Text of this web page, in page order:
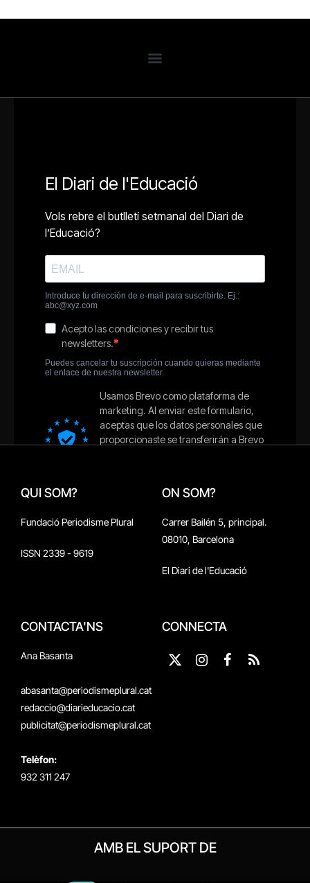
QUI SOM?
Fundació Periodisme Plural
ISSN 2339 - 9619
ON SOM?
Carrer Bailén 5, principal.
08010, Barcelona
El Diari de l'Educació
CONTACTA'NS
Ana Basanta
abasanta@periodismeplural.cat
redaccio@diarieducacio.cat
publicitat@periodismeplural.cat
Telèfon:
932 311 247
CONNECTA
X
Instagram
Facebook
RSS
AMB EL SUPORT DE